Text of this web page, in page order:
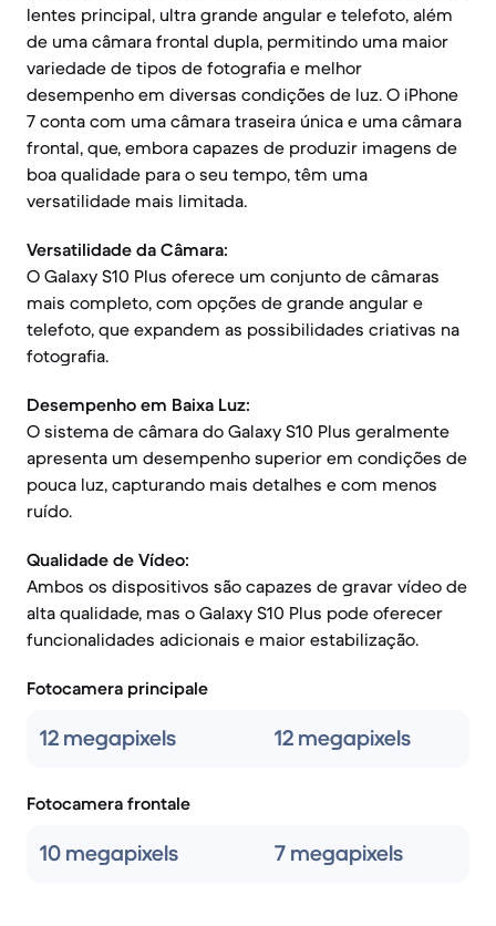
lentes principal, ultra grande angular e telefoto, além
de uma câmara frontal dupla, permitindo uma maior
variedade de tipos de fotografia e melhor
desempenho em diversas condições de luz. O iPhone
7 conta com uma câmara traseira única e uma câmara
frontal, que, embora capazes de produzir imagens de
boa qualidade para o seu tempo, têm uma
versatilidade mais limitada.
Versatilidade da Câmara:
O Galaxy S10 Plus oferece um conjunto de câmaras
mais completo, com opções de grande angular e
telefoto, que expandem as possibilidades criativas na
fotografia.
Desempenho em Baixa Luz:
O sistema de câmara do Galaxy S10 Plus geralmente
apresenta um desempenho superior em condições de
pouca luz, capturando mais detalhes e com menos
ruído.
Qualidade de Vídeo:
Ambos os dispositivos são capazes de gravar vídeo de
alta qualidade, mas o Galaxy S10 Plus pode oferecer
funcionalidades adicionais e maior estabilização.
Fotocamera principale
12 megapixels 12 megapixels
Fotocamera frontale
10 megapixels 7 megapixels